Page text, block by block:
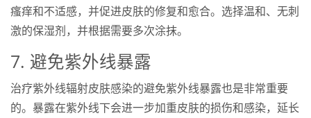
瘙痒和不适感，并促进皮肤的修复和愈合。选择温和、无刺
激的保湿剂，并根据需要多次涂抹。
7. 避免紫外线暴露
治疗紫外线辐射皮肤感染的避免紫外线暴露也是非常重要
的。暴露在紫外线下会进一步加重皮肤的损伤和感染，延长